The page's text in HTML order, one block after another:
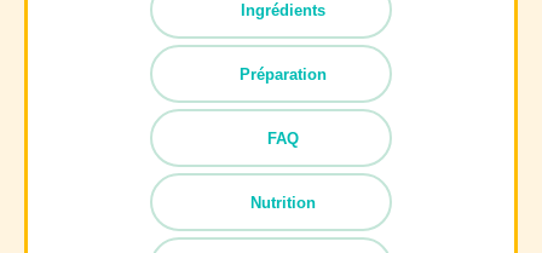
Ingrédients
Préparation
FAQ
Nutrition